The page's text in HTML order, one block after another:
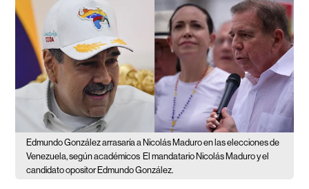
Edmundo González arrasaría a Nicolás Maduro en las elecciones de
Venezuela, según académicos El mandatario Nicolás Maduro y el
candidato opositor Edmundo González.